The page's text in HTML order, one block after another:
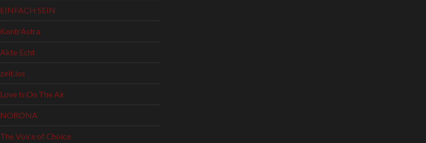
EINFACH SEIN
KontrAstra
Akte Echt
zeit.los
Love Is On The Air
NORONA
The Voice of Choice